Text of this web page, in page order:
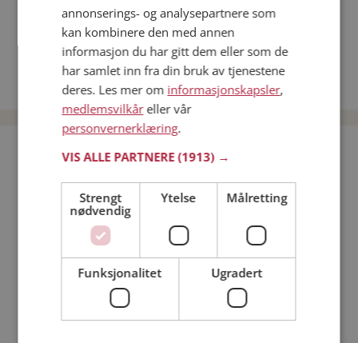
Date menn i Norge
Date kvinner i Norge
Bli medlem gratis!
Jeg er en: Mann Kvinne
Min alder:
annonserings- og analysepartnere som
kan kombinere den med annen
informasjon du har gitt dem eller som de
har samlet inn fra din bruk av tjenestene
deres. Les mer om informasjonskapsler,
medlemsvilkåreller vår
personvernerklæring.
VIS ALLE PARTNERE(1913) →
Strengt
nødvendig
Ytelse Målretting
Funksjonalitet Ugradert